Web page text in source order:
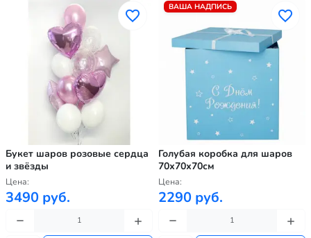
Букет шаров розовые сердца
и звёзды
Цена:
3490 руб.
ВАША НАДПИСЬ
Голубая коробка для шаров
70х70х70см
Цена:
2290 руб.